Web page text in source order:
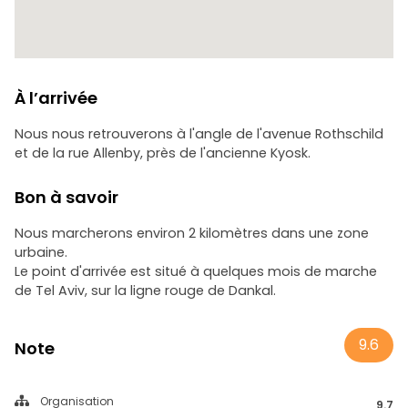
À l’arrivée
Nous nous retrouverons à l'angle de l'avenue Rothschild
et de la rue Allenby, près de l'ancienne Kyosk.
Bon à savoir
Nous marcherons environ 2 kilomètres dans une zone
urbaine.
Le point d'arrivée est situé à quelques mois de marche
de Tel Aviv, sur la ligne rouge de Dankal.
Note 9.6
Organisation 9.7